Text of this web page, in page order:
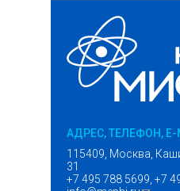
АДРЕС, ТЕЛЕФОН, E-
115409, Москва,
31
+7 495 788 5699, +7